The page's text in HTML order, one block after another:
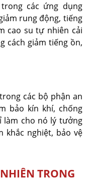
các ứng dụng
rung động, tiếng
cao su tự nhiên cải
cách giảm tiếng ồn,
các bộ phận an
bảo kín khí, chống
làm cho nó lý tưởng
khắc nghiệt, bảo vệ
TRONG